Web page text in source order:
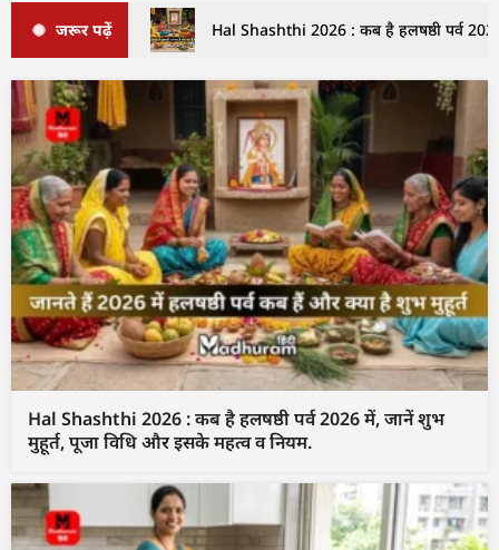
जरूर पढ़ें Hal Shashthi 2026 : कब है हलषष्ठी पर्व
Hal Shashthi 2026 : कब है हलषष्ठी पर्व 2026 में, जानें शुभ
मुहूर्त, पूजा विधि और इसके महत्व व नियम.